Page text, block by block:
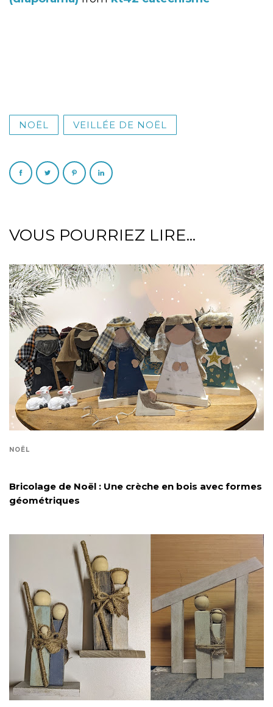
NOËL VEILLÉE DE NOËL
VOUS POURRIEZ LIRE...
NOËL
Bricolage de Noël : Une crèche en bois avec formes
géométriques